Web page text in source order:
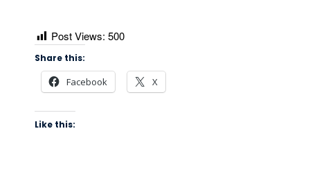
Post Views: 500
Share this:
Facebook X
Like this: